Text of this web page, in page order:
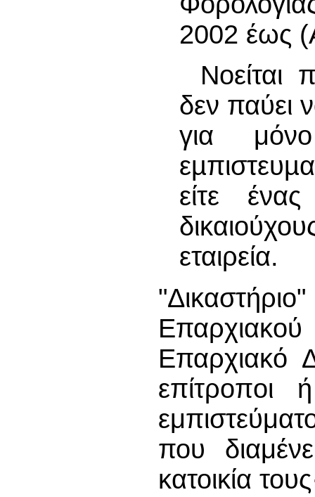
2002 έως
Νοείται
δεν παύει
για
είτε
εταιρεία.
Επαρχιακό
επίτρoπoι
που
κατοικία